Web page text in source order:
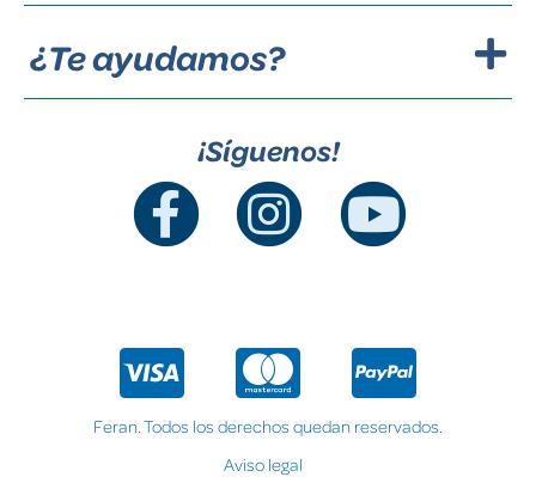
¿Te ayudamos?
¡Síguenos!
Feran. Todos los derechos quedan reservados.
Aviso legal